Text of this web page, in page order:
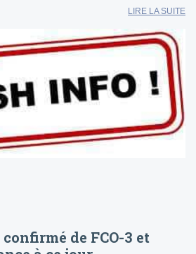
LIRE LA SUITE
de FCO-3 et